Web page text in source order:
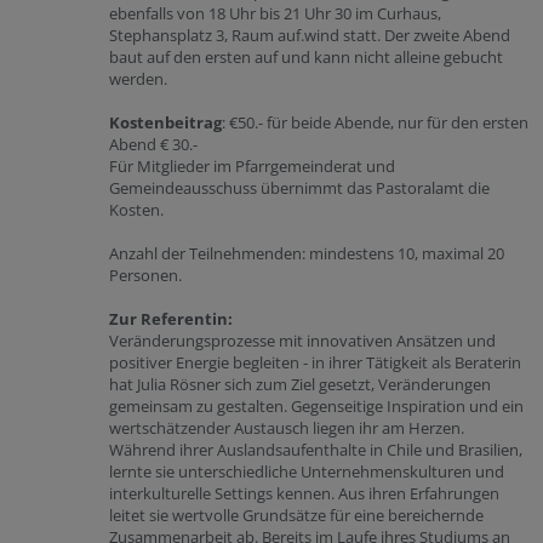
ebenfalls von 18 Uhr bis 21 Uhr 30 im Curhaus,
Stephansplatz 3, Raum auf.wind statt. Der zweite Abend
baut auf den ersten auf und kann nicht alleine gebucht
werden.
Kostenbeitrag: €50.- für beide Abende, nur für den ersten
Abend € 30.-
Für Mitglieder im Pfarrgemeinderat und
Gemeindeausschuss übernimmt das Pastoralamt die
Kosten.
Anzahl der Teilnehmenden: mindestens 10, maximal 20
Personen.
Zur Referentin:
Veränderungsprozesse mit innovativen Ansätzen und
positiver Energie begleiten - in ihrer Tätigkeit als Beraterin
hat Julia Rösner sich zum Ziel gesetzt, Veränderungen
gemeinsam zu gestalten. Gegenseitige Inspiration und ein
wertschätzender Austausch liegen ihr am Herzen.
Während ihrer Auslandsaufenthalte in Chile und Brasilien,
lernte sie unterschiedliche Unternehmenskulturen und
interkulturelle Settings kennen. Aus ihren Erfahrungen
leitet sie wertvolle Grundsätze für eine bereichernde
Zusammenarbeit ab. Bereits im Laufe ihres Studiums an